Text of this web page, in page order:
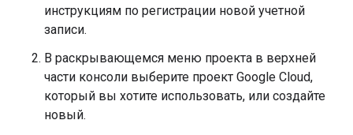
инструкциям по регистрации новой учетной
записи.
В раскрывающемся меню проекта в верхней
части консоли выберите проект Google Cloud,
который вы хотите использовать, или создайте
новый.